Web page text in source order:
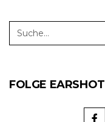
FOLGE EARSHOT